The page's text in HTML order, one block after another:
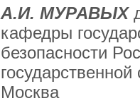
А.И. МУРАВЫХ
кафедры
безопасности
Москва